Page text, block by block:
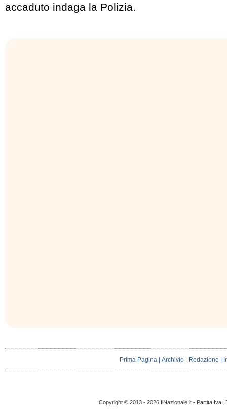
accaduto indaga la Polizia.
Prima Pagina |Archivio Redazione
Copyright © 2013 - 2026 IlNazionale.it - Partita Iva: